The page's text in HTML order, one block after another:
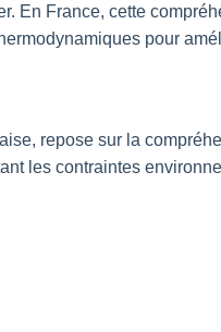
En France, cette
pour
repose sur la
les contraintes